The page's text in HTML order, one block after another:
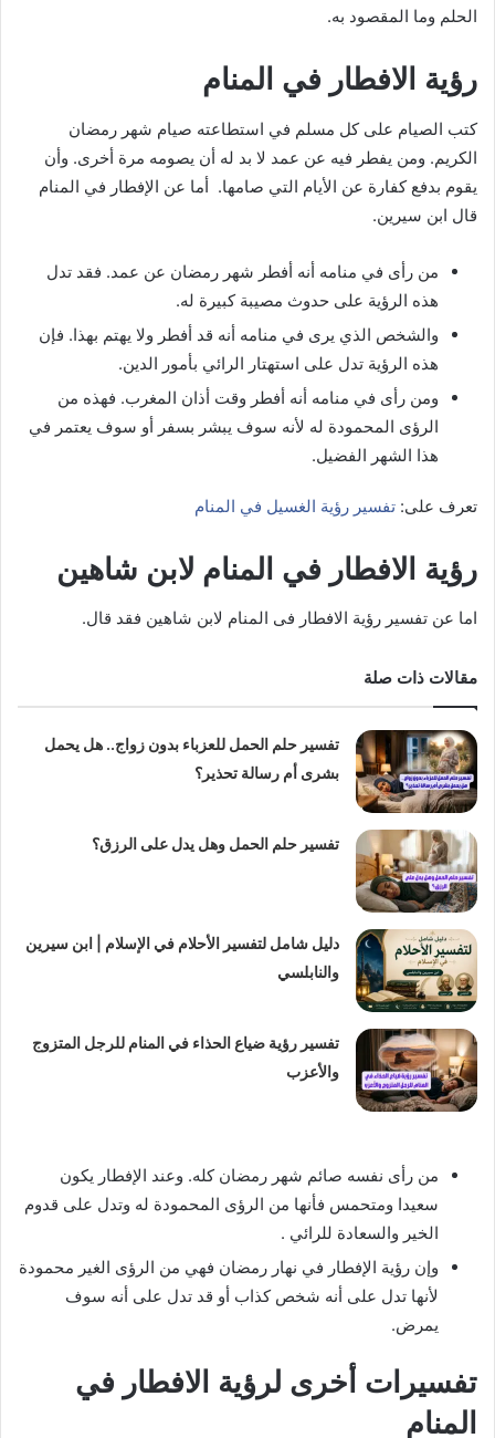
الحلم وما المقصود به.
رؤية الافطار في المنام
كتب الصيام على كل مسلم في استطاعته صيام شهر رمضان
الكريم. ومن يفطر فيه عن عمد لا بد له أن يصومه مرة أخرى. وأن
يقوم بدفع كفارة عن الأيام التي صامها. أما عن الإفطار في المنام
قال ابن سيرين.
من رأى في منامه أنه أفطر شهر رمضان عن عمد. فقد تدل
هذه الرؤية على حدوث مصيبة كبيرة له.
والشخص الذي يرى في منامه أنه قد أفطر ولا يهتم بهذا. فإن
هذه الرؤية تدل على استهتار الرائي بأمور الدين.
ومن رأى في منامه أنه أفطر وقت أذان المغرب. فهذه من
الرؤى المحمودة له لأنه سوف يبشر بسفر أو سوف يعتمر في
هذا الشهر الفضيل.
تعرف على: تفسير رؤية الغسيل في المنام
رؤية الافطار في المنام لابن شاهين
اما عن تفسير رؤية الافطار فى المنام لابن شاهين فقد قال.
مقالات ذات صلة
تفسير حلم الحمل للعزباء بدون زواج.. هل يحمل
بشرى أم رسالة تحذير؟
تفسير حلم الحمل وهل يدل على الرزق؟
دليل شامل لتفسير الأحلام في الإسلام | ابن سيرين
والنابلسي
تفسير رؤية ضياع الحذاء في المنام للرجل المتزوج
والأعزب
من رأى نفسه صائم شهر رمضان كله. وعند الإفطار يكون
سعيدا ومتحمس فأنها من الرؤى المحمودة له وتدل على قدوم
الخير والسعادة للرائي .
وإن رؤية الإفطار في نهار رمضان فهي من الرؤى الغير محمودة
لأنها تدل على أنه شخص كذاب أو قد تدل على أنه سوف
يمرض.
تفسيرات أخرى لرؤية الافطار في
المنام